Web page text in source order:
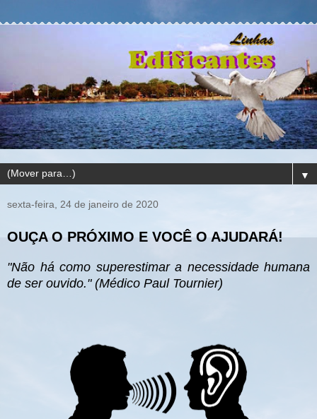
▼
sexta-feira, 24 de janeiro de 2020
OUÇA O PRÓXIMO E VOCÊ O AJUDARÁ!
"Não há como superestimar a necessidade humana
de ser ouvido." (Médico Paul Tournier)